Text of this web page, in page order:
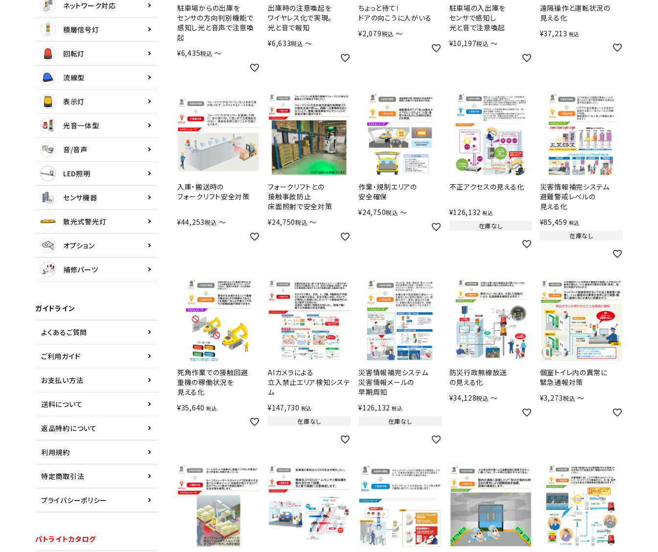
流線型
表示灯
光音一体型
音/音声
LED照明
センサ機器
散光式警光灯
オプション
補修パーツ
製品選定の仕方
ガイドライン
ネットワーク対応
積層信号灯
回転灯
流線型
表示灯
光音一体型
音/音声
LED照明
センサ機器
散光式警光灯
オプション
補修パーツ
ガイドライン
よくあるご質問
ご利用ガイド
お支払い方法
送料について
返品特約について
利用規約
特定商取引法
プライバシーポリシー
パトライトカタログ
駐車場からの出庫を
センサの方向判別機能で
感知し光と音声で注意喚
起
¥6,435税込 〜
出庫時の注意喚起を
ワイヤレス化で実現。
光と音で報知
¥6,633税込 〜
ちょっと待て！
ドアの向こうに人がいる
¥2,079税込 〜
駐車場の入出庫を
センサで感知し
光と音で注意喚起
¥10,197税込 〜
遠隔操作と運転状況の
見える化
¥37,213 税込
入庫・搬送時の
フォークリフト安全対策
¥44,253税込 〜
フォークリフトとの
接触事故防止
床面照射で安全対策
¥24,750税込 〜
作業・規制エリアの
安全確保
¥24,750税込 〜
不正アクセスの見える化
¥126,132 税込
在庫なし
災害情報補完システム
避難警戒レベルの
見える化
¥85,459 税込
在庫なし
死角作業での接触回避
重機の稼働状況を
見える化
¥35,640 税込
AIカメラによる
立入禁止エリア検知システ
ム
¥147,730 税込
在庫なし
災害情報補完システム
災害情報メールの
早期周知
¥126,132 税込
在庫なし
防災行政無線放送
の見える化
¥34,128税込 〜
個室トイレ内の異常に
緊急通報対策
¥3,273税込 〜